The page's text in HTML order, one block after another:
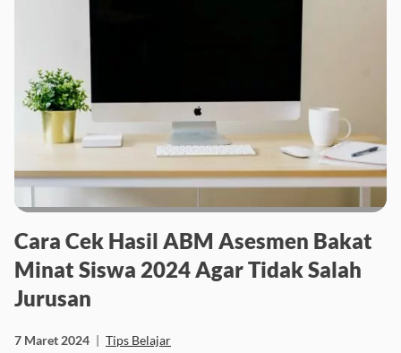
Cara Cek Hasil ABM Asesmen Bakat
Minat Siswa 2024 Agar Tidak Salah
Jurusan
7 Maret 2024 | Tips Belajar